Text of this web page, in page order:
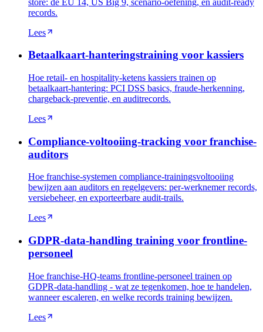
records.
Lees
Betaalkaart-hanteringstraining voor kassiers
Hoe retail- en hospitality-ketens kassiers trainen op
betaalkaart-hantering: PCI DSS basics, fraude-herkenning,
chargeback-preventie, en auditrecords.
Lees
Compliance-voltooiing-tracking voor franchise-
auditors
Hoe franchise-systemen compliance-trainingsvoltooiing
bewijzen aan auditors en regelgevers: per-werknemer records,
versiebeheer, en exporteerbare audit-trails.
Lees
GDPR-data-handling training voor frontline-
personeel
Hoe franchise-HQ-teams frontline-personeel trainen op
GDPR-data-handling - wat ze tegenkomen, hoe te handelen,
wanneer escaleren, en welke records training bewijzen.
Lees